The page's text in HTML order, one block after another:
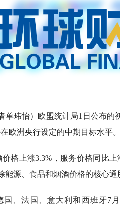
单玮怡）欧盟统计局1日公布的
欧洲央行设定的中期目标水平。
格上涨3.3%，服务价格同比
能源、食品和烟酒价格的核心通
、法国、意大利和西班牙7